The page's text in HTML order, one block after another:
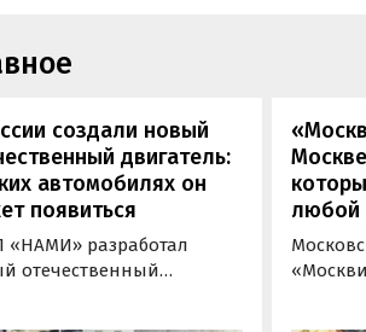
создали новый
двигатель:
автомобилях он
появиться
«НАМИ» разработал
отечественный